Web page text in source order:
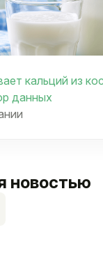
новостью
кальций из
данных